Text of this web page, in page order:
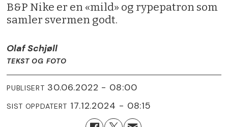
B&P Nike er en «mild» og rypepatron som
samler svermen godt.
Olaf Schjøll
TEKST OG FOTO
PUBLISERT 30.06.2022 - 08:00
SIST OPPDATERT 17.12.2024 - 08:15